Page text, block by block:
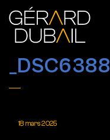
_DSC6388
18 mars 2025